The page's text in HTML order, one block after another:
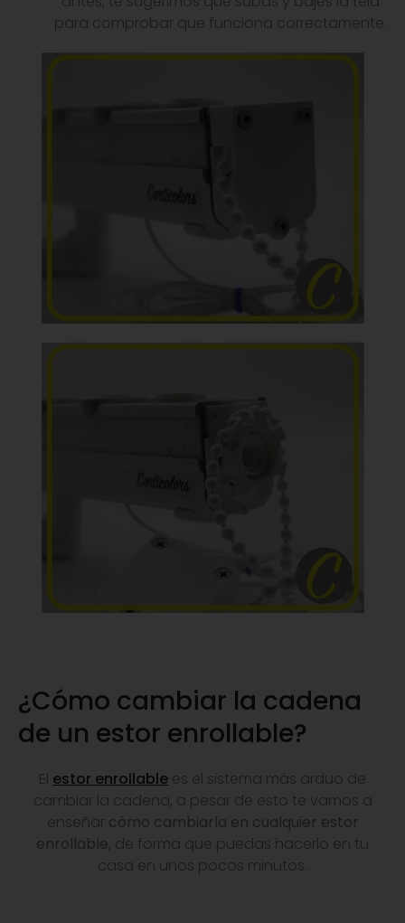
para comprobar que funciona correctamente.
¿Cómo cambiar la cadena
de un estor enrollable?
El estor enrollable es el sistema más arduo de
cambiar la cadena, a pesar de esto te vamos a
enseñar cómo cambiarla en cualquier estor
enrollable, de forma que puedas hacerlo en tu
casa en unos pocos minutos.